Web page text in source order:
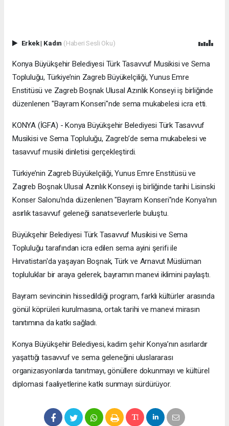
Erkek| Kadın (Haberi Sesli Oku)
Konya Büyükşehir Belediyesi Türk Tasavvuf Musikisi ve Sema
Topluluğu, Türkiye’nin Zagreb Büyükelçiliği, Yunus Emre
Enstitüsü ve Zagreb Boşnak Ulusal Azınlık Konseyi iş birliğinde
düzenlenen "Bayram Konseri"nde sema mukabelesi icra etti.
KONYA (İGFA) - Konya Büyükşehir Belediyesi Türk Tasavvuf
Musikisi ve Sema Topluluğu, Zagreb’de sema mukabelesi ve
tasavvuf musiki dinletisi gerçekleştirdi.
Türkiye’nin Zagreb Büyükelçiliği, Yunus Emre Enstitüsü ve
Zagreb Boşnak Ulusal Azınlık Konseyi iş birliğinde tarihi Lisinski
Konser Salonu'nda düzenlenen "Bayram Konseri"nde Konya'nın
asırlık tasavvuf geleneği sanatseverlerle buluştu.
Büyükşehir Belediyesi Türk Tasavvuf Musikisi ve Sema
Topluluğu tarafından icra edilen sema ayini şerifi ile
Hırvatistan'da yaşayan Boşnak, Türk ve Arnavut Müslüman
topluluklar bir araya gelerek, bayramın manevi iklimini paylaştı.
Bayram sevincinin hissedildiği program, farklı kültürler arasında
gönül köprüleri kurulmasına, ortak tarihi ve manevi mirasın
tanıtımına da katkı sağladı.
Konya Büyükşehir Belediyesi, kadim şehir Konya’nın asırlardır
yaşattığı tasavvuf ve sema geleneğini uluslararası
organizasyonlarda tanıtmayı, gönüllere dokunmayı ve kültürel
diplomasi faaliyetlerine katkı sunmayı sürdürüyor.